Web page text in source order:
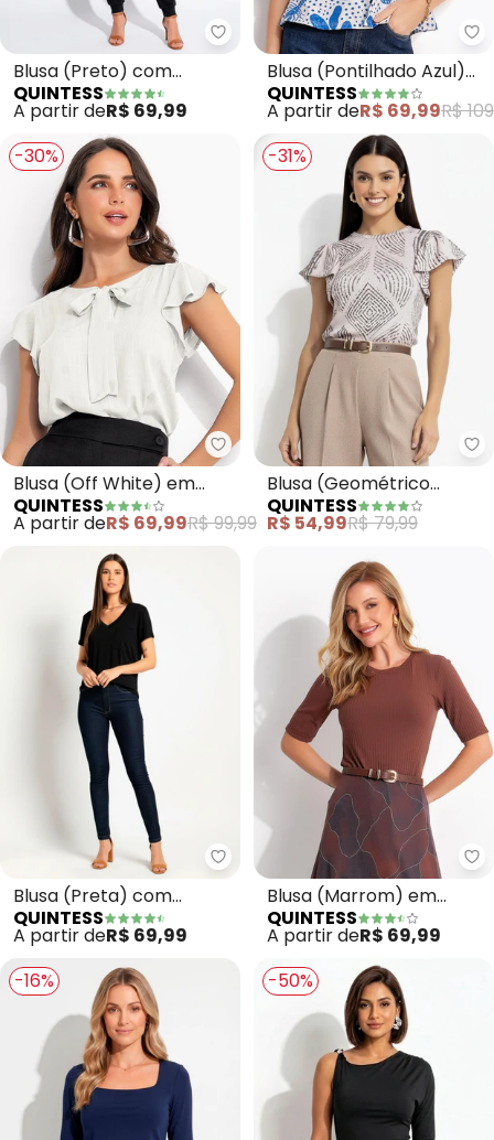
Quintess - Blusa (Preto) com
Blusa (Preto) com
Mangas Curtas
QUINTESS
A partir deR$ 69,99
Blusa (Pontilhado Azul)
em Malha Fria
QUINTESS
A partir deR$ 69,99R$
-30%
Quintess - Blusa (Off White)
Blusa (Off White) em
Viscose Plana
QUINTESS
A partir deR$ 69,99R$ 99,99
-31%
Blusa (Geométrico
Listrado) em Canelado
QUINTESS
R$ 54,99R$ 79,99
Quintess - Blusa (Preta) com
Blusa (Preta) com
Decote V e Bolso Frontal
QUINTESS
A partir deR$ 69,99
Blusa (Marrom) em
Malha Canelada
QUINTESS
A partir deR$ 69,99
-16%
-50%